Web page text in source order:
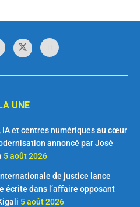
UNE
et centres numériques au cœur
annoncé par José
5 août 2026
de justice lance
écrite dans l’affaire opposant
5 août 2026